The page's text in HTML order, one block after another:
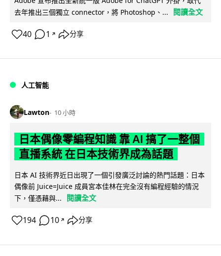
去年推出三個獨立 connector，將 Photoshop、...
閱讀全文
40 1 ↗ 分享
人工智能
Lawton 10 小時
日本偶像零編程知識 靠 AI 搞了一整個
直播系統 在日本技術界成為話題
日本 AI 技術界近日出現了一個引發廣泛討論的熱門話題：日本
偶像前 Juice=Juice 成員宮本佳林在完全沒有編程經驗的情況
下，僅憑藉與...
閱讀全文
194 10 ↗ 分享